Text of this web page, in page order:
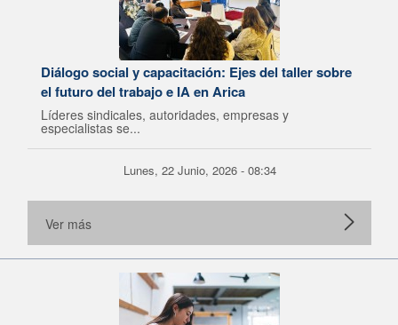
Diálogo social y capacitación: Ejes del taller sobre
el futuro del trabajo e IA en Arica
Líderes sindicales, autoridades, empresas y
especialistas se...
Lunes, 22 Junio, 2026 - 08:34
Ver más